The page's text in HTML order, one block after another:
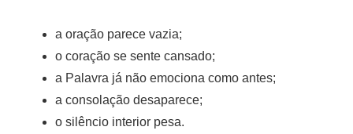
a oração parece vazia;
o coração se sente cansado;
a Palavra já não emociona como antes;
a consolação desaparece;
o silêncio interior pesa.